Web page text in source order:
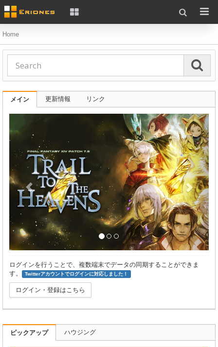
Home
メイン 更新情報 リンク
ログインを行うことで、複数端末でデータの同期することができま
す。
Twitterアカウントでログインに対応しました！
ログイン・登録はこちら
ピックアップ ハウジング